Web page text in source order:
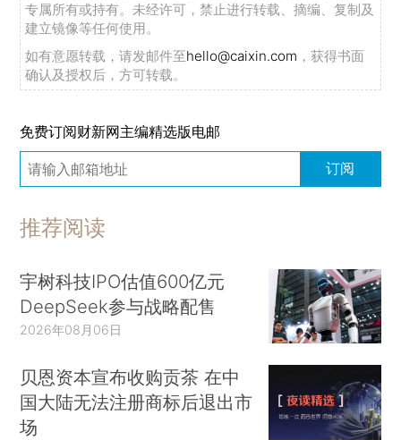
专属所有或持有。未经许可，禁止进行转载、摘编、复制及
建立镜像等任何使用。
如有意愿转载，请发邮件至hello@caixin.com ，获得书面
确认及授权后，方可转载。
免费订阅财新网主编精选版电邮
订阅
推荐阅读
宇树科技IPO估值600亿元
DeepSeek参与战略配售
2026年08月06日
贝恩资本宣布收购贡茶 在中
国大陆无法注册商标后退出市
场